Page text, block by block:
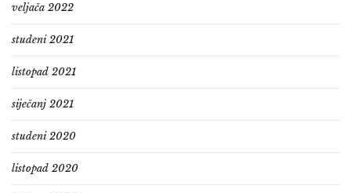
veljača 2022
studeni 2021
listopad 2021
siječanj 2021
studeni 2020
listopad 2020